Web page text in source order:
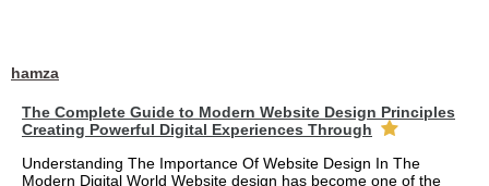
hamza
The Complete Guide to Modern Website Design Principles
Creating Powerful Digital Experiences Through
Understanding The Importance Of Website Design In The
Modern Digital World Website design has become one of the